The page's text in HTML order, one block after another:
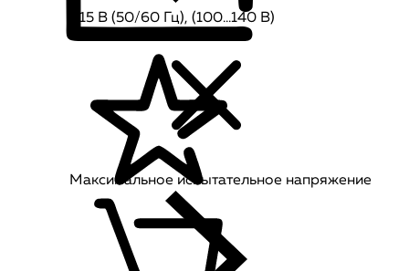
115 В (50/60 Гц), (100…140 В)
Максимальное испытательное напряжение